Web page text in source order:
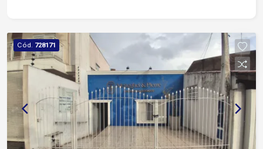
restaurantes e diversos comércios da região
Entre em contato para mais informações ou
agende uma visita!
Cód. 728171